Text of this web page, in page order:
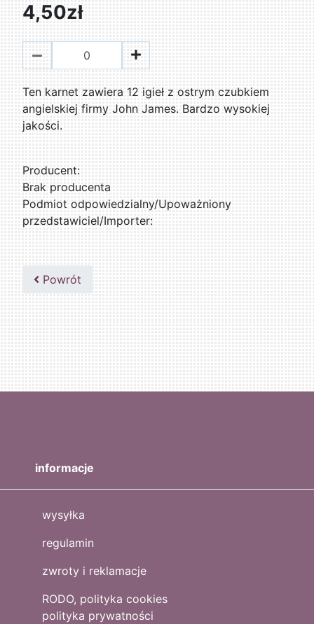
4,50zł
Ten karnet zawiera 12 igieł z ostrym czubkiem
angielskiej firmy John James. Bardzo wysokiej
jakości.
Producent:
Brak producenta
Podmiot odpowiedzialny/Upoważniony
przedstawiciel/Importer:
Powrót
informacje
wysyłka
regulamin
zwroty i reklamacje
RODO, polityka cookies
polityka prywatności